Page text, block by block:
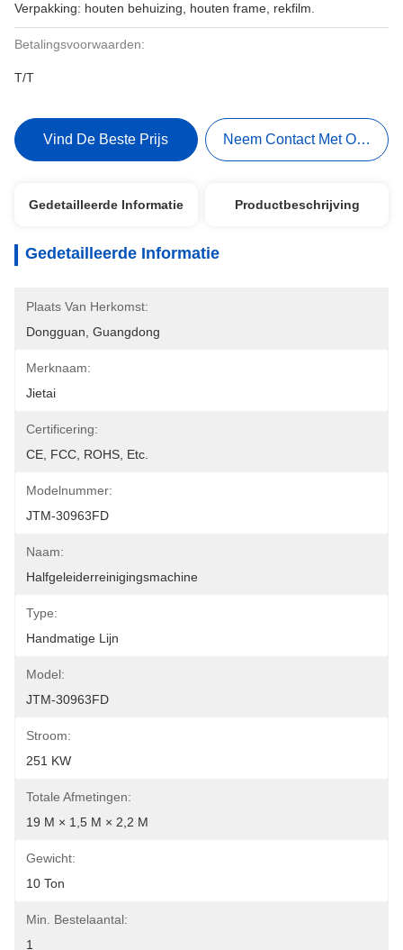
Verpakking: houten behuizing, houten frame, rekfilm.
Betalingsvoorwaarden:
T/T
Vind De Beste Prijs Neem Contact Met Ons Op
Gedetailleerde Informatie Productbeschrijving
Gedetailleerde Informatie
Plaats Van Herkomst:
Dongguan, Guangdong
Merknaam:
Jietai
Certificering:
CE, FCC, ROHS, Etc.
Modelnummer:
JTM-30963FD
Naam:
Halfgeleiderreinigingsmachine
Type:
Handmatige Lijn
Model:
JTM-30963FD
Stroom:
251 KW
Totale Afmetingen:
19 M × 1,5 M × 2,2 M
Gewicht:
10 Ton
Min. Bestelaantal:
1